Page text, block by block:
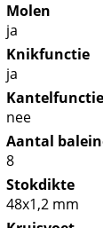
Molen
ja
Knikfunctie
ja
Kantelfunctie
nee
Aantal
8
Stokdikte
48x1,2 mm